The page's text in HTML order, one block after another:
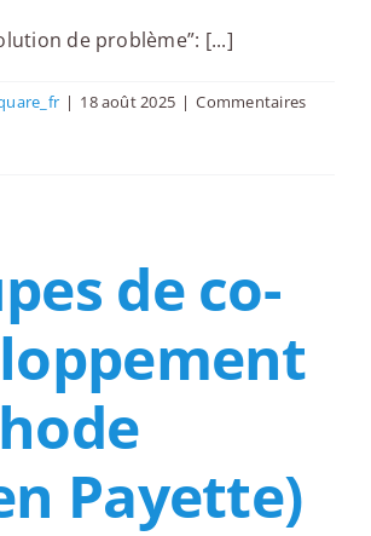
de problème”: [...]
| 18 août 2025 | Commentaires
de co-
Payette)